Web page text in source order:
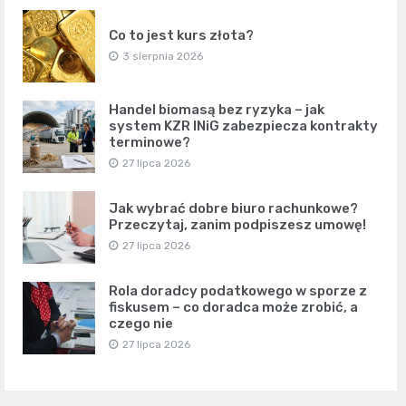
Co to jest kurs złota?
3 sierpnia 2026
Handel biomasą bez ryzyka – jak
system KZR INiG zabezpiecza kontrakty
terminowe?
27 lipca 2026
Jak wybrać dobre biuro rachunkowe?
Przeczytaj, zanim podpiszesz umowę!
27 lipca 2026
Rola doradcy podatkowego w sporze z
fiskusem – co doradca może zrobić, a
czego nie
27 lipca 2026